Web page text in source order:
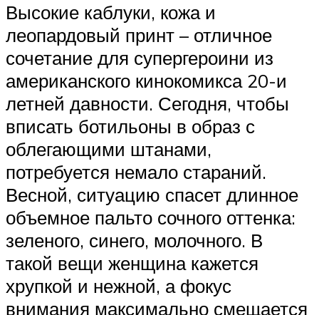
Высокие каблуки, кожа и
леопардовый принт – отличное
сочетание для супергероини из
американского кинокомикса 20-и
летней давности. Сегодня, чтобы
вписать ботильоны в образ с
облегающими штанами,
потребуется немало стараний.
Весной, ситуацию спасет длинное
объемное пальто сочного оттенка:
зеленого, синего, молочного. В
такой вещи женщина кажется
хрупкой и нежной, а фокус
внимания максимально смещается